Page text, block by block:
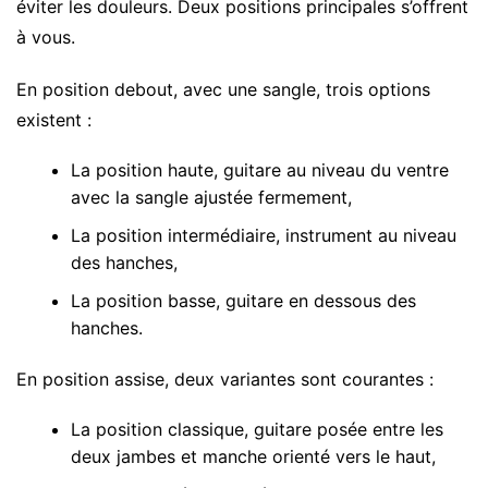
éviter les douleurs. Deux positions principales s’offrent
à vous.
En position debout, avec une sangle, trois options
existent :
La position haute, guitare au niveau du ventre
avec la sangle ajustée fermement,
La position intermédiaire, instrument au niveau
des hanches,
La position basse, guitare en dessous des
hanches.
En position assise, deux variantes sont courantes :
La position classique, guitare posée entre les
deux jambes et manche orienté vers le haut,